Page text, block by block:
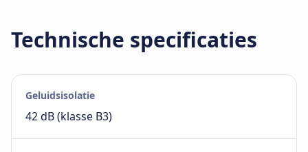
Technische specificaties
Geluidsisolatie
42 dB (klasse B3)